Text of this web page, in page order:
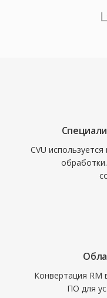
CVU
Конвертация RM
ПО для